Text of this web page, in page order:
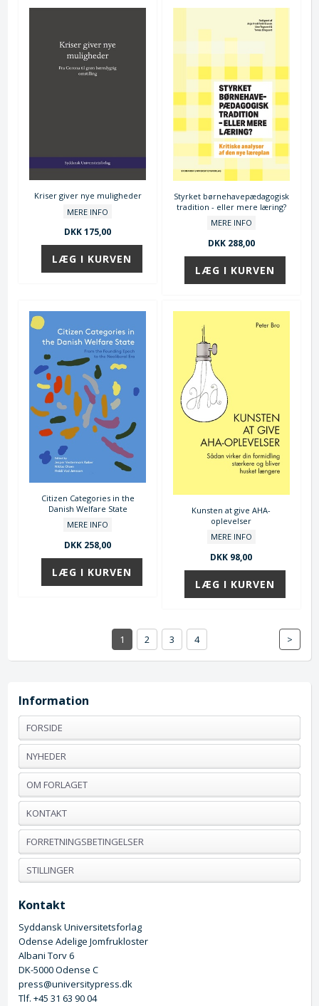
Kriser giver nye muligheder
MERE INFO
DKK 175,00
Styrket børnehavepædagogisk
tradition - eller mere læring?
MERE INFO
DKK 288,00
Citizen Categories in the
Danish Welfare State
MERE INFO
DKK 258,00
Kunsten at give AHA-
oplevelser
MERE INFO
DKK 98,00
1 2 3 4 >
Information
FORSIDE
NYHEDER
OM FORLAGET
KONTAKT
FORRETNINGSBETINGELSER
STILLINGER
Kontakt
Syddansk Universitetsforlag
Odense Adelige Jomfrukloster
Albani Torv 6
DK-5000 Odense C
press@universitypress.dk
Tlf. +45 31 63 90 04